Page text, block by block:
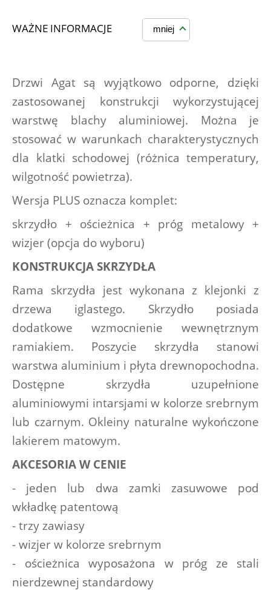
WAŻNE INFORMACJE mniej
Drzwi Agat są wyjątkowo odporne, dzięki
zastosowanej konstrukcji wykorzystującej
warstwę blachy aluminiowej. Można je
stosować w warunkach charakterystycznych
dla klatki schodowej (różnica temperatury,
wilgotność powietrza).
Wersja PLUS oznacza komplet:
skrzydło + ościeżnica + próg metalowy +
wizjer (opcja do wyboru)
KONSTRUKCJA SKRZYDŁA
Rama skrzydła jest wykonana z klejonki z
drzewa iglastego. Skrzydło posiada
dodatkowe wzmocnienie wewnętrznym
ramiakiem. Poszycie skrzydła stanowi
warstwa aluminium i płyta drewnopochodna.
Dostępne skrzydła uzupełnione
aluminiowymi intarsjami w kolorze srebrnym
lub czarnym. Okleiny naturalne wykończone
lakierem matowym.
AKCESORIA W CENIE
- jeden lub dwa zamki zasuwowe pod
wkładkę patentową
- trzy zawiasy
- wizjer w kolorze srebrnym
- ościeżnica wyposażona w próg ze stali
nierdzewnej standardowy